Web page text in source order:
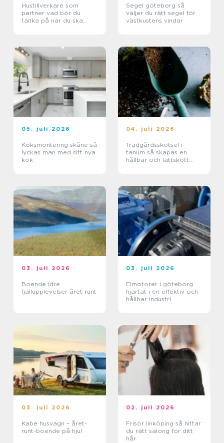
Hustillverkare som
partner vad bör du
tänka på när du ska
Segel göteborg så
väljer du rätt segel för
västkustens vindar
05. juli 2026
Köksmontering skåne så
lyckas man med sitt nya
kök
04. juli 2026
Trädgårdsskötsel i
tanum så skapas en
hållbar och lättskött
03. juli 2026
Boende idre
fjällupplevelser året runt
03. juli 2026
Elmotorer i göteborg
hjärtat i en effektiv och
hållbar industri
03. juli 2026
Kabe husvagn – året-
runt-boende på hjul
02. juli 2026
Frisör linköping så hittar
du rätt salong för ditt
hår